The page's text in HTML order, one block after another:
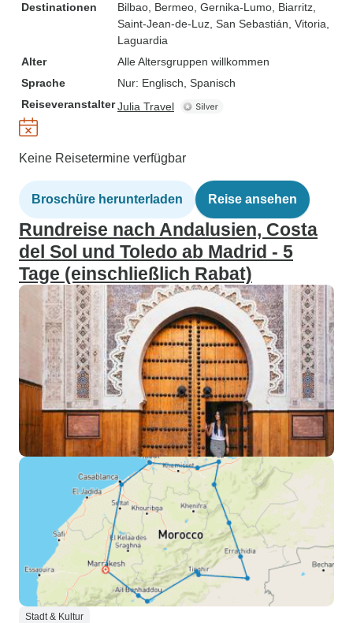
Destinationen Bilbao , Bermeo , Gernika-Lumo , Biarritz
Saint-Jean-de-Luz , San Sebastián , Vitoria
Laguardia
Alter
Alle Altersgruppen willkommen
Sprache
Nur: Englisch, Spanisch
ReiseveranstalterJulia Travel
Keine Reisetermine verfügbar
Broschüre herunterladen Reise ansehen
Rundreise nach Andalusien, Costa
del Sol und Toledo ab Madrid - 5
Tage (einschließlich Rabat)
Stadt & Kultur